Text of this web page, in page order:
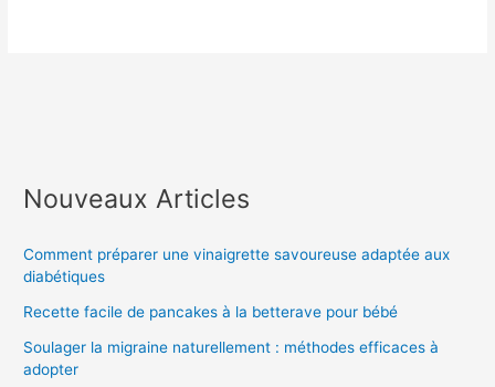
Nouveaux Articles
Comment préparer une vinaigrette savoureuse adaptée aux
diabétiques
Recette facile de pancakes à la betterave pour bébé
Soulager la migraine naturellement : méthodes efficaces à
adopter